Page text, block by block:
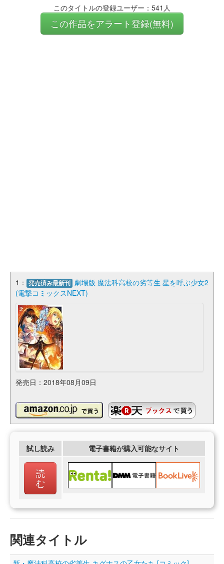
このタイトルの登録ユーザー：541人
この作品をアラート登録(無料)
1： 発売済み最新刊 劇場版 魔法科高校の劣等生 星を呼ぶ少女2
(電撃コミックスNEXT)
発売日：2018年08月09日
試し読み 電子書籍が購入可能なサイト
読
む
関連タイトル